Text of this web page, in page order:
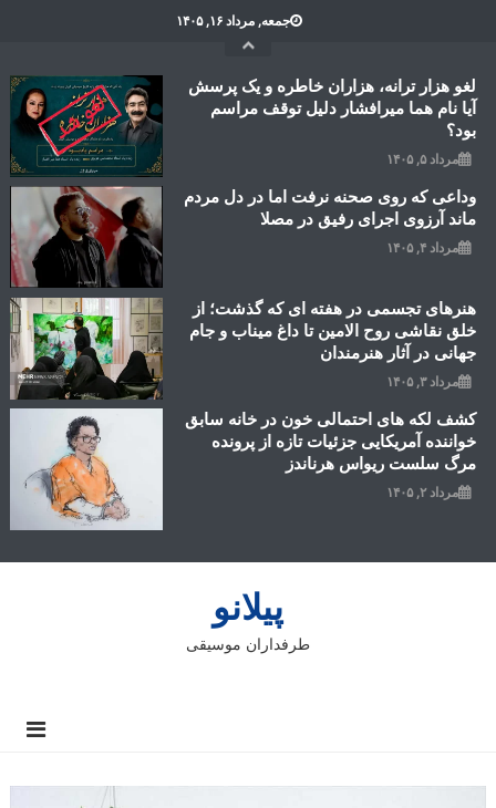
جمعه, مرداد ۱۶, ۱۴۰۵
لغو هزار ترانه، هزاران خاطره و یک پرسش
آیا نام هما میرافشار دلیل توقف مراسم
بود؟
مرداد ۵, ۱۴۰۵
وداعی که روی صحنه نرفت اما در دل مردم
ماند آرزوی اجرای رفیق در مصلا
مرداد ۴, ۱۴۰۵
هنرهای تجسمی در هفته ای که گذشت؛ از
خلق نقاشی روح الامین تا داغ میناب و جام
جهانی در آثار هنرمندان
مرداد ۳, ۱۴۰۵
کشف لکه های احتمالی خون در خانه سابق
خواننده آمریکایی جزئیات تازه از پرونده
مرگ سلست ریواس هرناندز
مرداد ۲, ۱۴۰۵
پیلانو
طرفداران موسیقی